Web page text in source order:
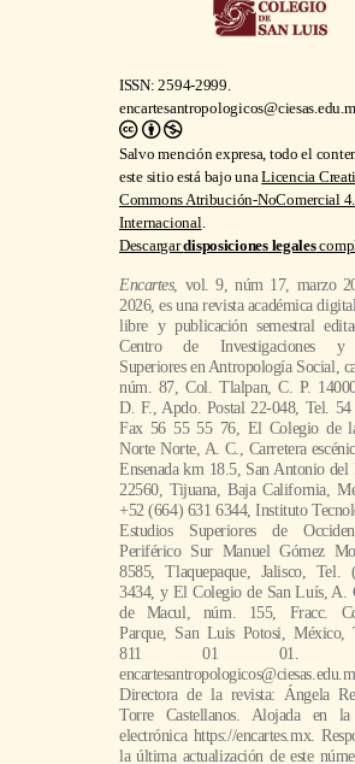
ISSN: 2594-2999.
Salvo mención expresa, todo el
este sitio está bajo unaLicencia
Commons Atribución-NoComercial
Internacional
Descargardisposiciones legales
Encartes, vol. 9, núm 17, marzo
2026, es una revista académica
libre y publicación semestral
Centro de Investigaciones y
Superiores en Antropología Social,
núm. 87, Col. Tlalpan, C. P.
D. F., Apdo. Postal 22-048, Tel. 54
Fax 56 55 55 76, El Colegio de
Norte Norte, A. C., Carretera
Ensenada km 18.5, San Antonio del
22560, Tijuana, Baja California,
+52 (664) 631 6344, Instituto
Estudios Superiores de
Periférico Sur Manuel Gómez
8585, Tlaquepaque, Jalisco, Tel.
3434, y El Colegio de San Luís, A.
de Macul, núm. 155, Fracc.
Parque, San Luis Potosi, México,
811 01 01.
Directora de la revista: Ángela
Torre Castellanos. Alojada en la
electrónica https://encartes.mx.
la última actualización de este